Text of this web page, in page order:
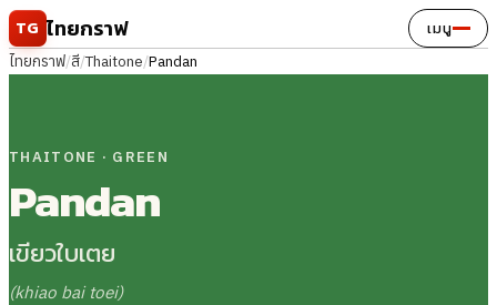
ข้ามไปยังเนื้อหา
TG ไทยกราฟ เมนู
ไทยกราฟ/สี/Thaitone/Pandan
THAITONE · GREEN
Pandan
เขียวใบเตย
(khiao bai toei)